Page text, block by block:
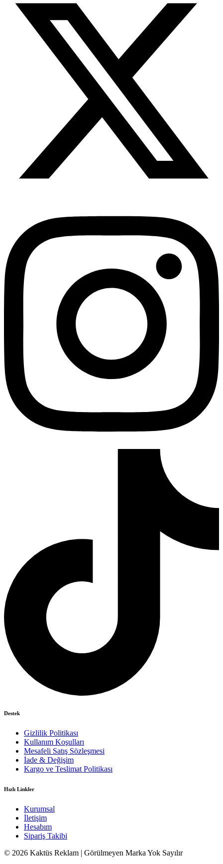
Destek
Gizlilik Politikası
Kullanım Koşulları
Mesafeli Satış Sözleşmesi
İade & Değişim
Kargo ve Teslimat Politikası
Hızlı Linkler
Kurumsal
İletişim
Hesabım
Sipariş Takibi
© 2026 Kaktüs Reklam | Görülmeyen Marka Yok Sayılır